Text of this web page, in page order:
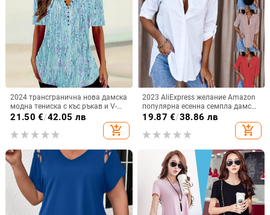
2024 трансгранична нова дамска
модна тениска с къс ръкав и V-
образно деколте, градиент и
21.50 €/42.05 лв
add_shopping_cart
2023 AliExpress желание Amazon
популярна есенна семпла дамска
риза с дълъг ръкав и V-образно
деколте с копчета дамска риза
19.87 €/38.86 лв
add_shopping_cart